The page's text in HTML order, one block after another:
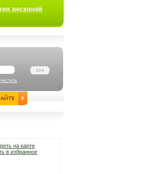
весенней
на карте
в избранное